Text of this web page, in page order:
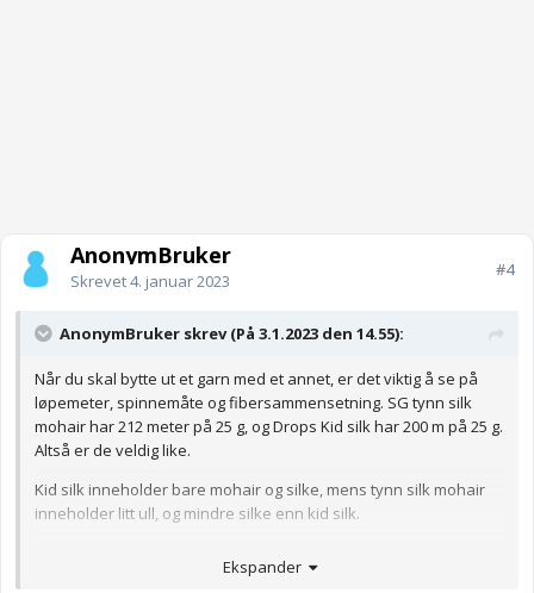
AnonymBruker
Skrevet4. januar 2023
#4
AnonymBruker skrev (På 3.1.2023 den 14.55):
Når du skal bytte ut et garn med et annet, er det viktig å se på
løpemeter, spinnemåte og fibersammensetning. SG tynn silk
mohair har 212 meter på 25 g, og Drops Kid silk har 200 m på 25 g.
Altså er de veldig like.
Kid silk inneholder bare mohair og silke, mens tynn silk mohair
inneholder litt ull, og mindre silke enn kid silk.
Ekspander